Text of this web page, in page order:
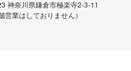
神奈川県鎌倉市極楽寺2-3-11
営業はしておりません）